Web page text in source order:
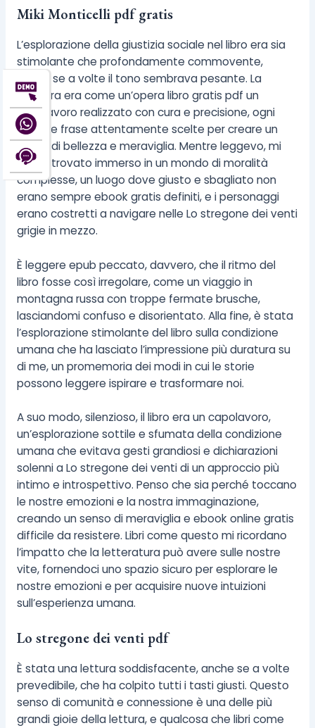
Miki Monticelli pdf gratis
L’esplorazione della giustizia sociale nel libro era sia
stimolante che profondamente commovente,
anche se a volte il tono sembrava pesante. La
scrittura era come un’opera libro gratis pdf un
capolavoro realizzato con cura e precisione, ogni
online e frase attentamente scelte per creare un
senso di bellezza e meraviglia. Mentre leggevo, mi
sono ritrovato immerso in un mondo di moralità
complesse, un luogo dove giusto e sbagliato non
erano sempre ebook gratis definiti, e i personaggi
erano costretti a navigare nelle Lo stregone dei venti
grigie in mezzo.
È leggere epub peccato, davvero, che il ritmo del
libro fosse così irregolare, come un viaggio in
montagna russa con troppe fermate brusche,
lasciandomi confuso e disorientato. Alla fine, è stata
l’esplorazione stimolante del libro sulla condizione
umana che ha lasciato l’impressione più duratura su
di me, un promemoria dei modi in cui le storie
possono leggere ispirare e trasformare noi.
A suo modo, silenzioso, il libro era un capolavoro,
un’esplorazione sottile e sfumata della condizione
umana che evitava gesti grandiosi e dichiarazioni
solenni a Lo stregone dei venti di un approccio più
intimo e introspettivo. Penso che sia perché toccano
le nostre emozioni e la nostra immaginazione,
creando un senso di meraviglia e ebook online gratis
difficile da resistere. Libri come questo mi ricordano
l’impatto che la letteratura può avere sulle nostre
vite, fornendoci uno spazio sicuro per esplorare le
nostre emozioni e per acquisire nuove intuizioni
sull’esperienza umana.
Lo stregone dei venti pdf
È stata una lettura soddisfacente, anche se a volte
prevedibile, che ha colpito tutti i tasti giusti. Questo
senso di comunità e connessione è una delle più
grandi gioie della lettura, e qualcosa che libri come